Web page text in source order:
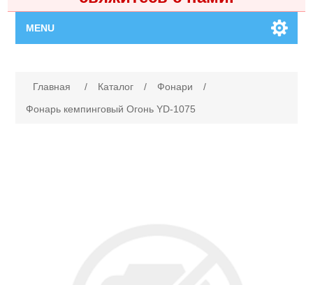
MENU
Каталог
Главная / Каталог / Фонари
/
Фонарь кемпинговый Огонь YD-1075